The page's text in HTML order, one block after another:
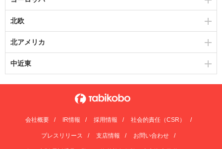
北欧
北アメリカ
中近東
会社概要 IR情報 採用情報 社会的責任（CSR）
プレスリリース 支店情報 お問い合わせ